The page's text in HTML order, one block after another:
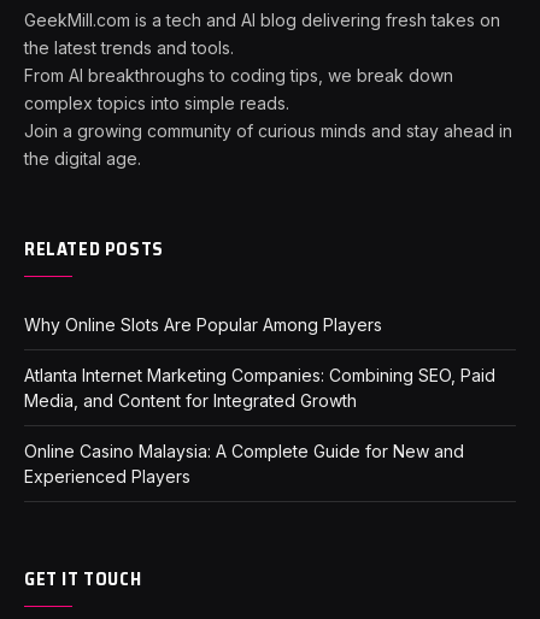
GeekMill.com is a tech and AI blog delivering fresh takes on
the latest trends and tools.
From AI breakthroughs to coding tips, we break down
complex topics into simple reads.
Join a growing community of curious minds and stay ahead in
the digital age.
RELATED POSTS
Why Online Slots Are Popular Among Players
Atlanta Internet Marketing Companies: Combining SEO, Paid
Media, and Content for Integrated Growth
Online Casino Malaysia: A Complete Guide for New and
Experienced Players
GET IT TOUCH